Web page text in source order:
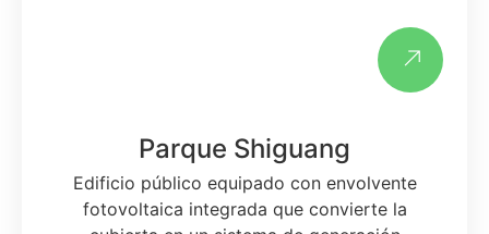
Parque Shiguang
Edificio público equipado con envolvente
fotovoltaica integrada que convierte la